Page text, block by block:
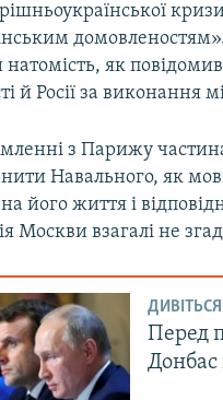
як
й Росії за виконання
з Парижу
Навального, як
його життя і
Москви взагалі не
Перед